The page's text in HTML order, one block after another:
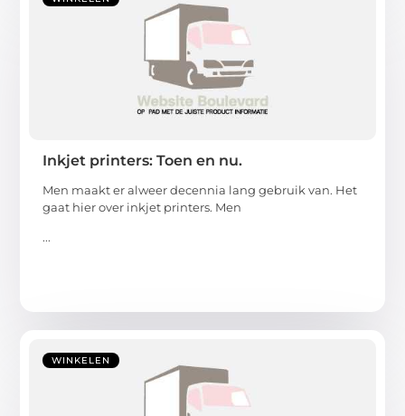
Inkjet printers: Toen en nu.
Men maakt er alweer decennia lang gebruik van. Het
gaat hier over inkjet printers. Men
...
WINKELEN